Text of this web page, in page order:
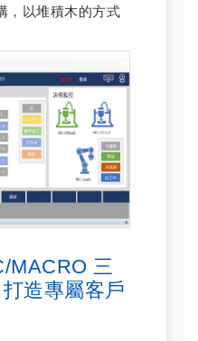
，以堆積木的方式
MACRO 三
造專屬客戶